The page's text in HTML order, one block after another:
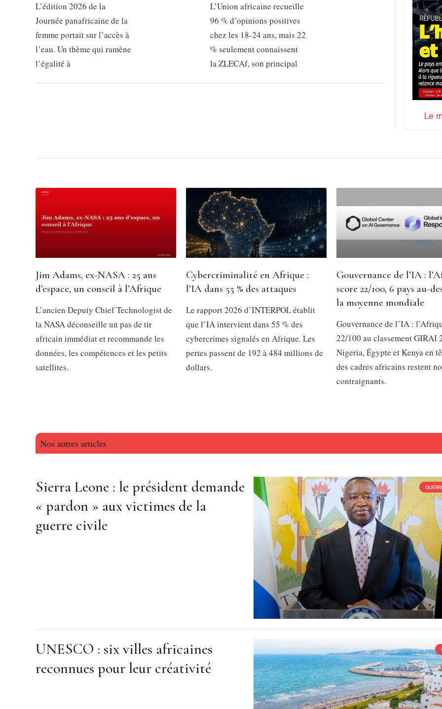
L’édition 2026 de la
Journée panafricaine de la
femme portait sur l’accès à
l’eau. Un thème qui ramène
l’égalité à
L’Union africaine recueille
96 % d’opinions positives
chez les 18-24 ans, mais 22
% seulement connaissent
la ZLECAf, son principal
Le
Jim Adams, ex-NASA : 25 ans
d’espace, un conseil à l’Afrique
L’ancien Deputy Chief Technologist de
la NASA déconseille un pas de tir
africain immédiat et recommande les
données, les compétences et les petits
satellites.
Cybercriminalité en Afrique :
l’IA dans 55 % des attaques
Le rapport 2026 d’INTERPOL établit
que l’IA intervient dans 55 % des
cybercrimes signalés en Afrique. Les
pertes passent de 192 à 484 millions de
dollars.
Gouvernance de l’IA :
score 22/100, 6 pays au-
la moyenne mondiale
Gouvernance de l’IA :
22/100 au classement GIRAI
Nigeria, Égypte et Kenya en
des cadres africains restent
contraignants.
Nos autres articles
Sierra Leone : le président demande
« pardon » aux victimes de la
guerre civile
UNESCO : six villes africaines
reconnues pour leur créativité